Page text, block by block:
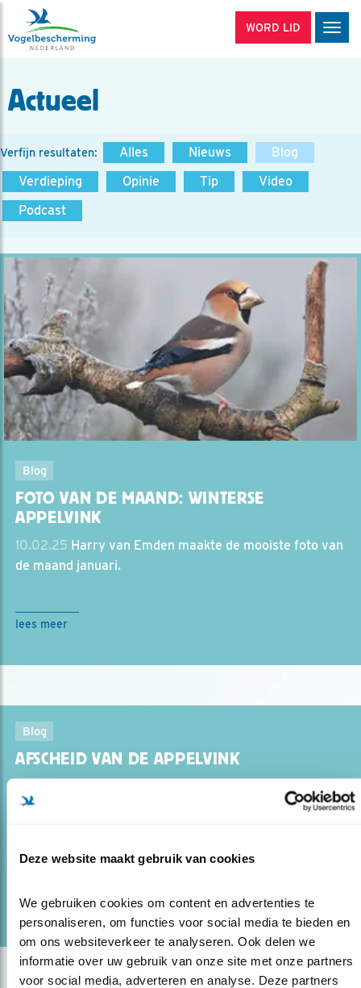
Deze website maakt gebruik van cookies
We gebruiken cookies om content en advertenties te
personaliseren, om functies voor social media te bieden en
om ons websiteverkeer te analyseren. Ook delen we
informatie over uw gebruik van onze site met onze partners
voor social media, adverteren en analyse. Deze partners
WORD LID
Actueel
Verfijn resultaten: Alles Nieuws
Blog
Verdieping
Opinie Tip
Video
Podcast
Blog
FOTO VAN DE MAAND: WINTERSE
APPELVINK
10.02.25 Harry van Emden maakte de mooiste foto van
de maand januari.
lees meer
Blog
AFSCHEID VAN DE APPELVINK
verruil ik Huizen in het Gooi voor Oost op Texel. Voor
lees meer